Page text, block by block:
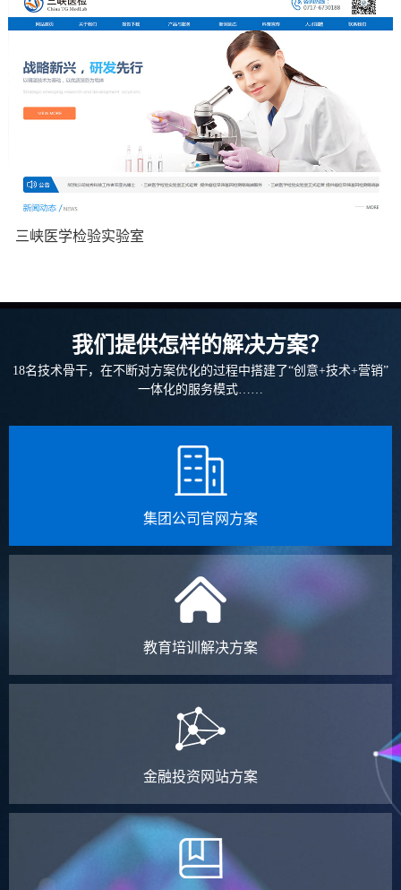
集团企业官网：三峡医检,生命健康,医疗仪器,人工智能
三峡医学检验实验室
我们提供怎样的解决方案？
18名技术骨干，在不断对方案优化的过程中搭建了“创意+技术+营销”
一体化的服务模式……
集团公司官网方案
教育培训解决方案
金融投资网站方案